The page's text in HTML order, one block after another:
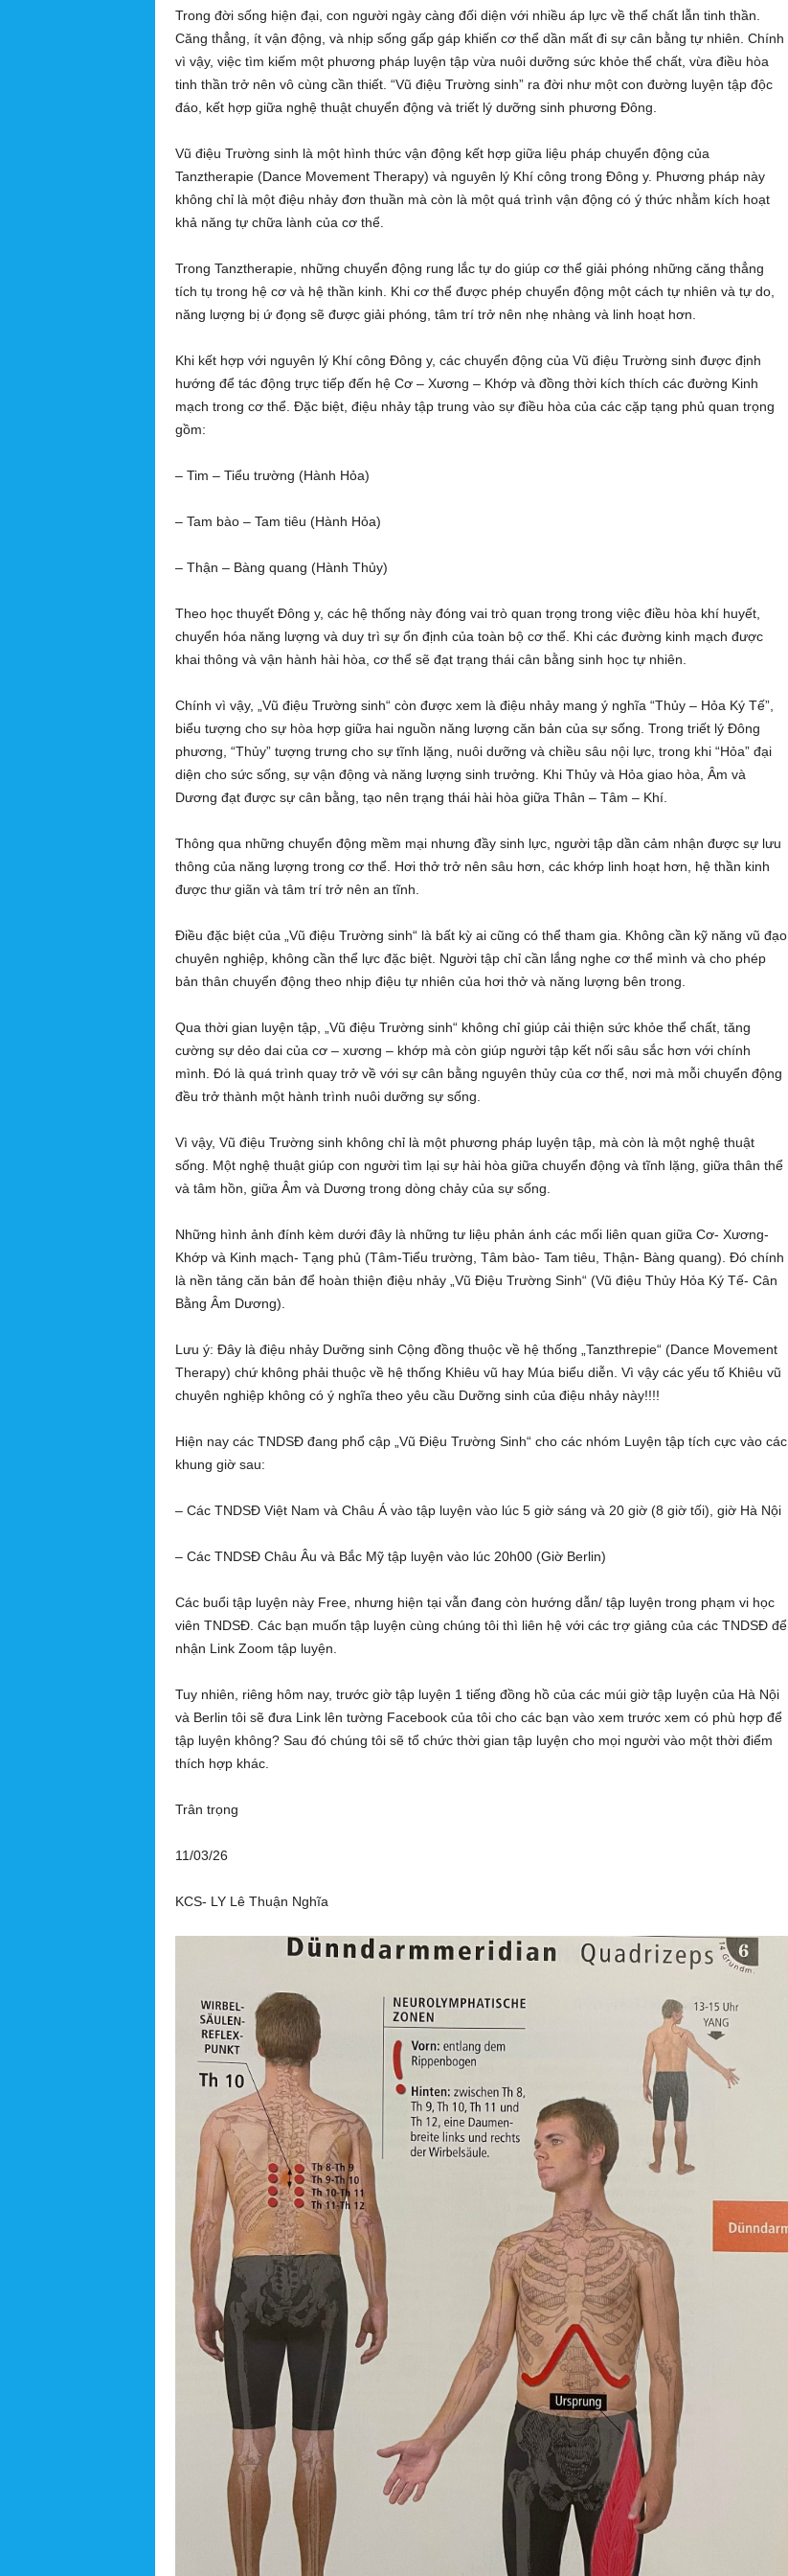
Trong đời sống hiện đại, con người ngày càng đối diện với nhiều áp lực về thể chất lẫn tinh thần.
Căng thẳng, ít vận động, và nhịp sống gấp gáp khiến cơ thể dần mất đi sự cân bằng tự nhiên. Chính
vì vậy, việc tìm kiếm một phương pháp luyện tập vừa nuôi dưỡng sức khỏe thể chất, vừa điều hòa
tinh thần trở nên vô cùng cần thiết. “Vũ điệu Trường sinh” ra đời như một con đường luyện tập độc
đáo, kết hợp giữa nghệ thuật chuyển động và triết lý dưỡng sinh phương Đông.
Vũ điệu Trường sinh là một hình thức vận động kết hợp giữa liệu pháp chuyển động của
Tanztherapie (Dance Movement Therapy) và nguyên lý Khí công trong Đông y. Phương pháp này
không chỉ là một điệu nhảy đơn thuần mà còn là một quá trình vận động có ý thức nhằm kích hoạt
khả năng tự chữa lành của cơ thể.
Trong Tanztherapie, những chuyển động rung lắc tự do giúp cơ thể giải phóng những căng thẳng
tích tụ trong hệ cơ và hệ thần kinh. Khi cơ thể được phép chuyển động một cách tự nhiên và tự do,
năng lượng bị ứ đọng sẽ được giải phóng, tâm trí trở nên nhẹ nhàng và linh hoạt hơn.
Khi kết hợp với nguyên lý Khí công Đông y, các chuyển động của Vũ điệu Trường sinh được định
hướng để tác động trực tiếp đến hệ Cơ – Xương – Khớp và đồng thời kích thích các đường Kinh
mạch trong cơ thể. Đặc biệt, điệu nhảy tập trung vào sự điều hòa của các cặp tạng phủ quan trọng
gồm:
– Tim – Tiểu trường (Hành Hỏa)
– Tam bào – Tam tiêu (Hành Hỏa)
– Thận – Bàng quang (Hành Thủy)
Theo học thuyết Đông y, các hệ thống này đóng vai trò quan trọng trong việc điều hòa khí huyết,
chuyển hóa năng lượng và duy trì sự ổn định của toàn bộ cơ thể. Khi các đường kinh mạch được
khai thông và vận hành hài hòa, cơ thể sẽ đạt trạng thái cân bằng sinh học tự nhiên.
Chính vì vậy, „Vũ điệu Trường sinh“ còn được xem là điệu nhảy mang ý nghĩa “Thủy – Hỏa Ký Tế”,
biểu tượng cho sự hòa hợp giữa hai nguồn năng lượng căn bản của sự sống. Trong triết lý Đông
phương, “Thủy” tượng trưng cho sự tĩnh lặng, nuôi dưỡng và chiều sâu nội lực, trong khi “Hỏa” đại
diện cho sức sống, sự vận động và năng lượng sinh trưởng. Khi Thủy và Hỏa giao hòa, Âm và
Dương đạt được sự cân bằng, tạo nên trạng thái hài hòa giữa Thân – Tâm – Khí.
Thông qua những chuyển động mềm mại nhưng đầy sinh lực, người tập dần cảm nhận được sự lưu
thông của năng lượng trong cơ thể. Hơi thở trở nên sâu hơn, các khớp linh hoạt hơn, hệ thần kinh
được thư giãn và tâm trí trở nên an tĩnh.
Điều đặc biệt của „Vũ điệu Trường sinh“ là bất kỳ ai cũng có thể tham gia. Không cần kỹ năng vũ đạo
chuyên nghiệp, không cần thể lực đặc biệt. Người tập chỉ cần lắng nghe cơ thể mình và cho phép
bản thân chuyển động theo nhịp điệu tự nhiên của hơi thở và năng lượng bên trong.
Qua thời gian luyện tập, „Vũ điệu Trường sinh“ không chỉ giúp cải thiện sức khỏe thể chất, tăng
cường sự dẻo dai của cơ – xương – khớp mà còn giúp người tập kết nối sâu sắc hơn với chính
mình. Đó là quá trình quay trở về với sự cân bằng nguyên thủy của cơ thể, nơi mà mỗi chuyển động
đều trở thành một hành trình nuôi dưỡng sự sống.
Vì vậy, Vũ điệu Trường sinh không chỉ là một phương pháp luyện tập, mà còn là một nghệ thuật
sống. Một nghệ thuật giúp con người tìm lại sự hài hòa giữa chuyển động và tĩnh lặng, giữa thân thể
và tâm hồn, giữa Âm và Dương trong dòng chảy của sự sống.
Những hình ảnh đính kèm dưới đây là những tư liệu phản ánh các mối liên quan giữa Cơ- Xương-
Khớp và Kinh mạch- Tạng phủ (Tâm-Tiểu trường, Tâm bào- Tam tiêu, Thận- Bàng quang). Đó chính
là nền tảng căn bản để hoàn thiện điệu nhảy „Vũ Điệu Trường Sinh“ (Vũ điệu Thủy Hỏa Ký Tế- Cân
Bằng Âm Dương).
Lưu ý: Đây là điệu nhảy Dưỡng sinh Cộng đồng thuộc về hệ thống „Tanzthrepie“ (Dance Movement
Therapy) chứ không phải thuộc về hệ thống Khiêu vũ hay Múa biểu diễn. Vì vậy các yếu tố Khiêu vũ
chuyên nghiệp không có ý nghĩa theo yêu cầu Dưỡng sinh của điệu nhảy này!!!!
Hiện nay các TNDSĐ đang phổ cập „Vũ Điệu Trường Sinh“ cho các nhóm Luyện tập tích cực vào các
khung giờ sau:
– Các TNDSĐ Việt Nam và Châu Á vào tập luyện vào lúc 5 giờ sáng và 20 giờ (8 giờ tối), giờ Hà Nội
– Các TNDSĐ Châu Âu và Bắc Mỹ tập luyện vào lúc 20h00 (Giờ Berlin)
Các buổi tập luyện này Free, nhưng hiện tại vẫn đang còn hướng dẫn/ tập luyện trong phạm vi học
viên TNDSĐ. Các bạn muốn tập luyện cùng chúng tôi thì liên hệ với các trợ giảng của các TNDSĐ để
nhận Link Zoom tập luyện.
Tuy nhiên, riêng hôm nay, trước giờ tập luyện 1 tiếng đồng hồ của các múi giờ tập luyện của Hà Nội
và Berlin tôi sẽ đưa Link lên tường Facebook của tôi cho các bạn vào xem trước xem có phù hợp để
tập luyện không? Sau đó chúng tôi sẽ tổ chức thời gian tập luyện cho mọi người vào một thời điểm
thích hợp khác.
Trân trọng
11/03/26
KCS- LY Lê Thuận Nghĩa